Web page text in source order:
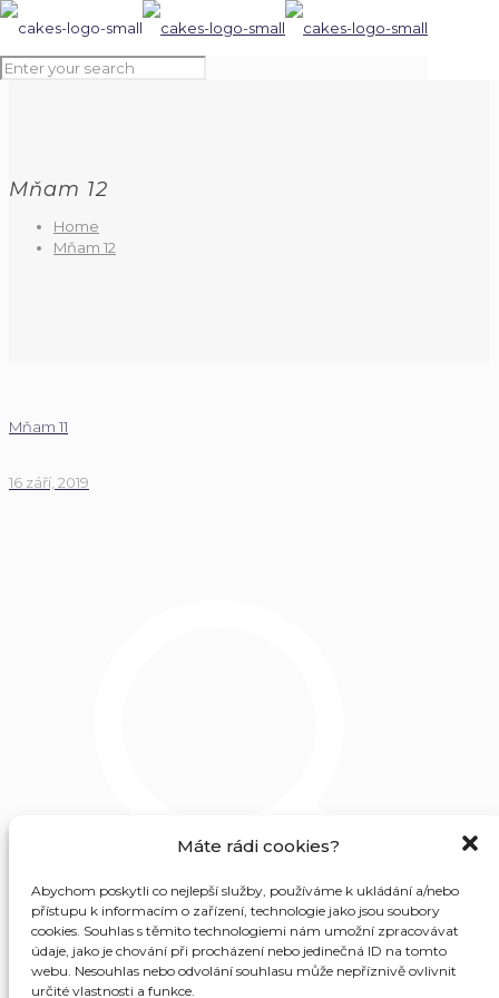
Máte rádi cookies?
Abychom poskytli co nejlepší služby, používáme k ukládání a/nebo
přístupu k informacím o zařízení, technologie jako jsou soubory
cookies. Souhlas s těmito technologiemi nám umožní zpracovávat
údaje, jako je chování při procházení nebo jedinečná ID na tomto
webu. Nesouhlas nebo odvolání souhlasu může nepříznivě ovlivnit
určité vlastnosti a funkce.
Mňam 12
Home
Mňam 12
Mňam 11
16 září, 2019